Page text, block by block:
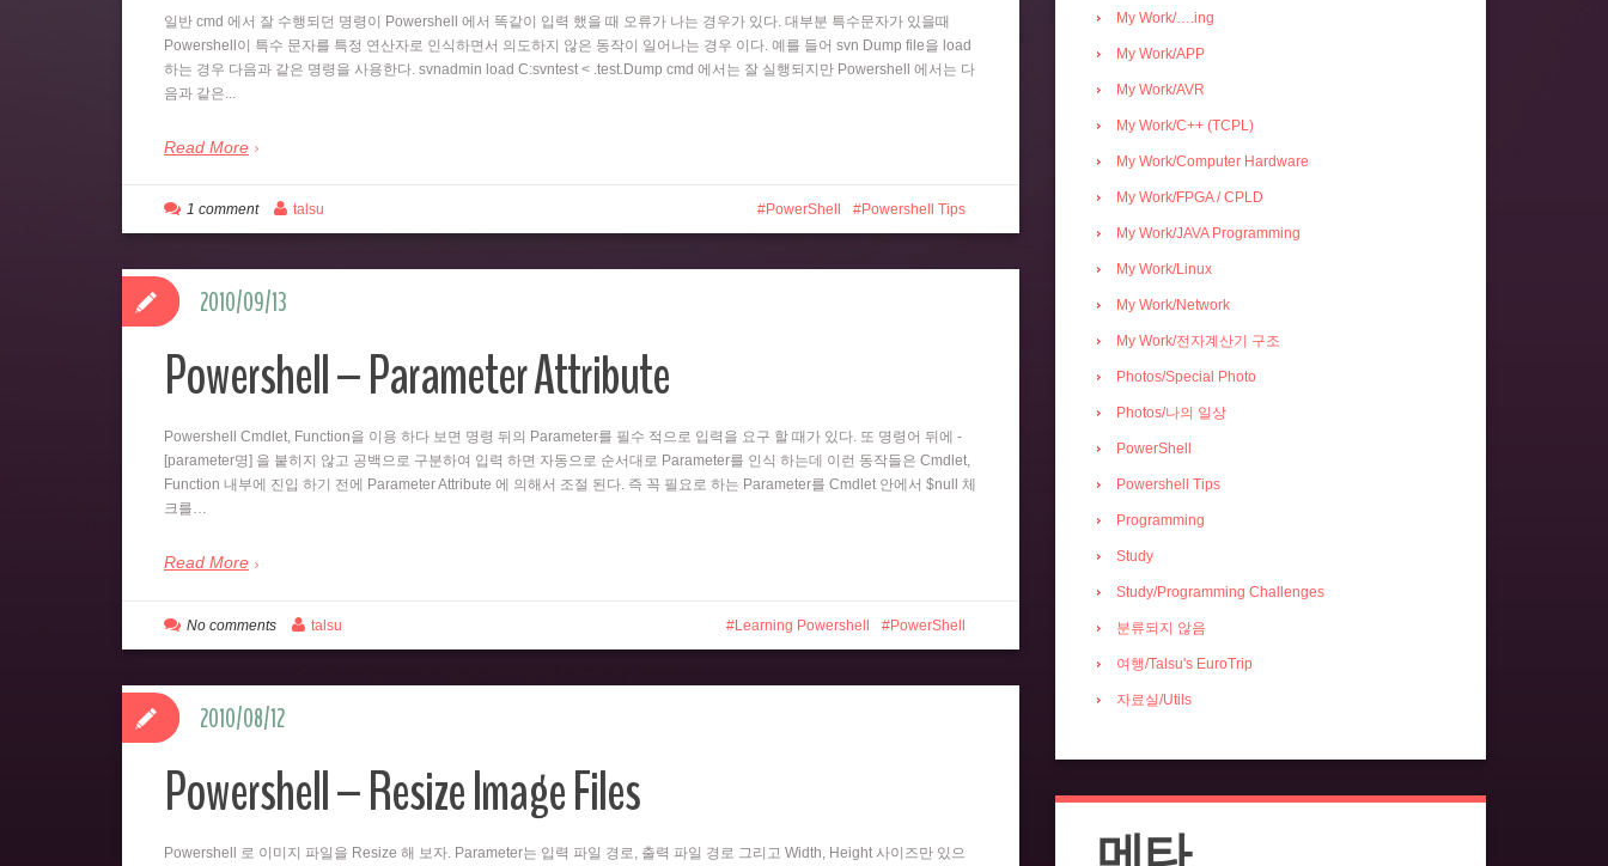
일반 cmd 에서 잘 수행되던 명령이 Powershell 에서 똑같이 입력 했을 때 오류가 나는 경우가 있다. 대부분 특수문자가 있을때
Powershell이 특수 문자를 특정 연산자로 인식하면서 의도하지 않은 동작이 일어나는 경우 이다. 예를 들어 svn Dump file을 load
하는 경우 다음과 같은 명령을 사용한다. svnadmin load C:svntest < .test.Dump cmd 에서는 잘 실행되지만 Powershell 에서는 다
음과 같은...
Read More
PowerShell Powershell Tips
1 comment talsu
Powershell – Parameter Attribute
Powershell Cmdlet, Function을 이용 하다 보면 명령 뒤의 Parameter를 필수 적으로 입력을 요구 할 때가 있다. 또 명령어 뒤에 -
[parameter명] 을 붙히지 않고 공백으로 구분하여 입력 하면 자동으로 순서대로 Parameter를 인식 하는데 이런 동작들은 Cmdlet,
Function 내부에 진입 하기 전에 Parameter Attribute 에 의해서 조절 된다. 즉 꼭 필요로 하는 Parameter를 Cmdlet 안에서 $null 체
크를…
Read More
2010/09/13
Learning Powershell PowerShell
No comments talsu
Powershell – Resize Image Files
Powershell 로 이미지 파일을 Resize 해 보자. Parameter는 입력 파일 경로, 출력 파일 경로 그리고 Width, Height 사이즈만 있으
2010/08/12
My Work/….ing
My Work/APP
My Work/AVR
My Work/C++ (TCPL)
My Work/Computer Hardware
My Work/FPGA / CPLD
My Work/JAVA Programming
My Work/Linux
My Work/Network
My Work/전자계산기 구조
Photos/Special Photo
Photos/나의 일상
PowerShell
Powershell Tips
Programming
Study
Study/Programming Challenges
분류되지 않음
여행/Talsu's EuroTrip
자료실/Utils